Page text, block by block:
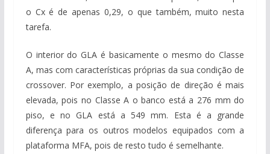
o Cx é de apenas 0,29, o que também, muito nesta
tarefa.
O interior do GLA é basicamente o mesmo do Classe
A, mas com características próprias da sua condição de
crossover. Por exemplo, a posição de direção é mais
elevada, pois no Classe A o banco está a 276 mm do
piso, e no GLA está a 549 mm. Esta é a grande
diferença para os outros modelos equipados com a
plataforma MFA, pois de resto tudo é semelhante.